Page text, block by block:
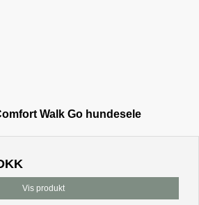
Walk Go hundesele
Vis produkt